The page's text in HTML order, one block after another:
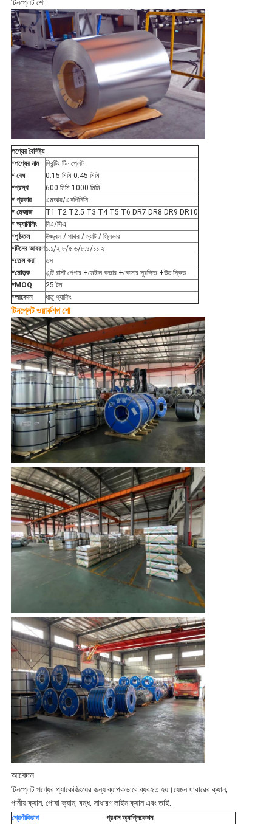
টিনপ্লেট শো
পণ্যের বৈশিষ্ট্য
*পণ্যের নাম
প্রিন্টিং টিন প্লেট
* বেধ
0.15 মিমি-0.45 মিমি
*প্রস্থ
600 মিমি-1000 মিমি
* প্রকার
এমআর/এসপিসিসি
* মেজাজ
T1 T2 T2.5 T3 T4 T5 T6 DR7 DR8 DR9 DR10
* অ্যানিলিং
বিএ/সিএ
*পৃষ্ঠতল
উজ্জ্বল / পাথর / ম্যাট / স্লিভার
*টিনের আবরণ১.১/২.৮/৫.৬/৮.৪/১১.২
*তেল করা
ডস
*মোড়ক
এন্টি-রাস্ট পেপার +মেটাল কভার +কোনার সুরক্ষিত +উড স্কিড
*MOQ
25 টন
*আবেদন
ধাতু প্যাকিং
টিনপ্লেট ওয়ার্কশপ শো
আবেদন
টিনপ্লেট পণ্যের প্যাকেজিংয়ের জন্য ব্যাপকভাবে ব্যবহৃত হয়।যেমন খাবারের ক্যান,
পানীয় ক্যান, পোষা ক্যান, বন্ধ, সাধারণ লাইন ক্যান এবং তাই.
শ্রেণীবিভাগ প্রধান অ্যাপ্লিকেশন